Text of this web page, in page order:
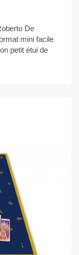
De
mini facile
petit étui de